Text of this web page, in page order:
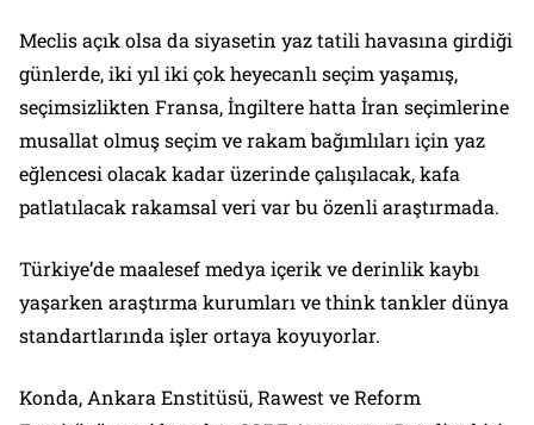
Meclis açık olsa da siyasetin yaz tatili havasına girdiği
günlerde, iki yıl iki çok heyecanlı seçim yaşamış,
seçimsizlikten Fransa, İngiltere hatta İran seçimlerine
musallat olmuş seçim ve rakam bağımlıları için yaz
eğlencesi olacak kadar üzerinde çalışılacak, kafa
patlatılacak rakamsal veri var bu özenli araştırmada.
Türkiye’de maalesef medya içerik ve derinlik kaybı
yaşarken araştırma kurumları ve think tankler dünya
standartlarında işler ortaya koyuyorlar.
Konda, Ankara Enstitüsü, Rawest ve Reform